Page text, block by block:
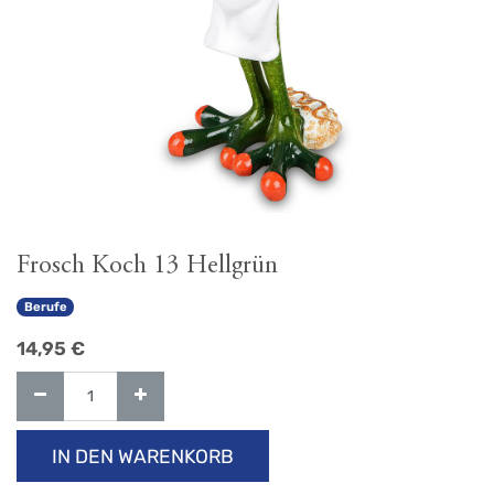
Frosch Koch 13 Hellgrün
Berufe
14,95 €
IN DEN WARENKORB